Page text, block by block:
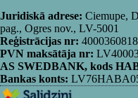
Juridiskā adrese: Ciemupe,
pag., Ogres nov., LV-5001
Reģistrācijas nr:
PVN maksātāja nr:
AS SWEDBANK, kods
Bankas konts: